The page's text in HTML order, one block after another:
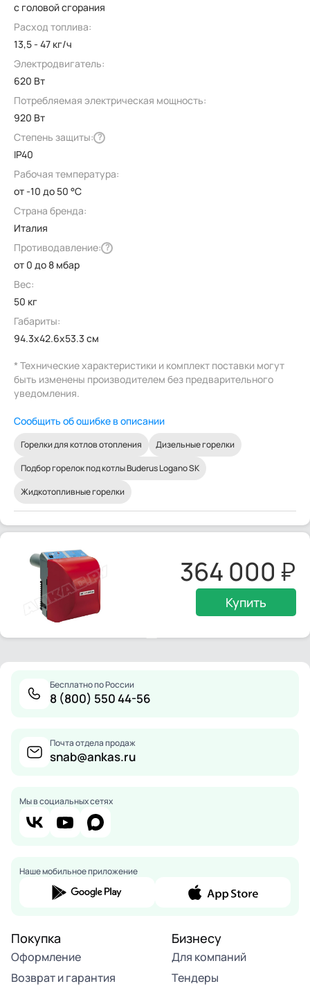
с головой сгорания
Расход топлива:
13,5 - 47 кг/ч
Электродвигатель:
620 Вт
Потребляемая электрическая мощность:
920 Вт
Степень защиты: ?
IP40
Рабочая температура:
от -10 до 50 °C
Страна бренда:
Италия
Противодавление: ?
от 0 до 8 мбар
Вес:
50 кг
Габариты:
94.3x42.6x53.3 см
* Технические характеристики и комплект поставки могут
быть изменены производителем без предварительного
уведомления.
Сообщить об ошибке в описании
Горелки для котлов отопления
Дизельные горелки
Подбор горелок под котлы Buderus Logano SK
Жидкотопливные горелки
364 000
Купить
Бесплатно по России
8 (800) 550 44-56
Почта отдела продаж
snab@ankas.ru
Мы в социальных сетях
Наше мобильное приложение
Покупка
Оформление
Возврат и гарантия
Бизнесу
Для компаний
Тендеры